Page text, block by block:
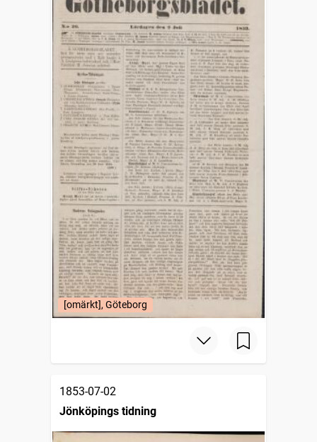
[omärkt], Göteborg
1853-07-02
Jönköpings tidning